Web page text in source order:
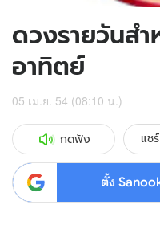
ดวงรายวันส
อาทิตย์
05 เม.ย. 54 (08:10 น.)
กดฟัง แชร์
ตั้ง